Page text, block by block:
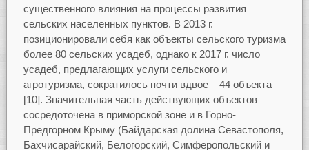
существенного влияния на процессы развития
сельских населенных пунктов. В 2013 г.
позиционировали себя как объекты сельского туризма
более 80 сельских усадеб, однако к 2017 г. число
усадеб, предлагающих услуги сельского и
агротуризма, сократилось почти вдвое – 44 объекта
[10]. Значительная часть действующих объектов
сосредоточена в приморской зоне и в Горно-
Предгорном Крыму (Байдарская долина Севастополя,
Бахчисарайский, Белогорский, Симферопольский и